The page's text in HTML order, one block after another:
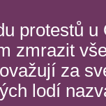
protestů
zmrazit
za
lodí